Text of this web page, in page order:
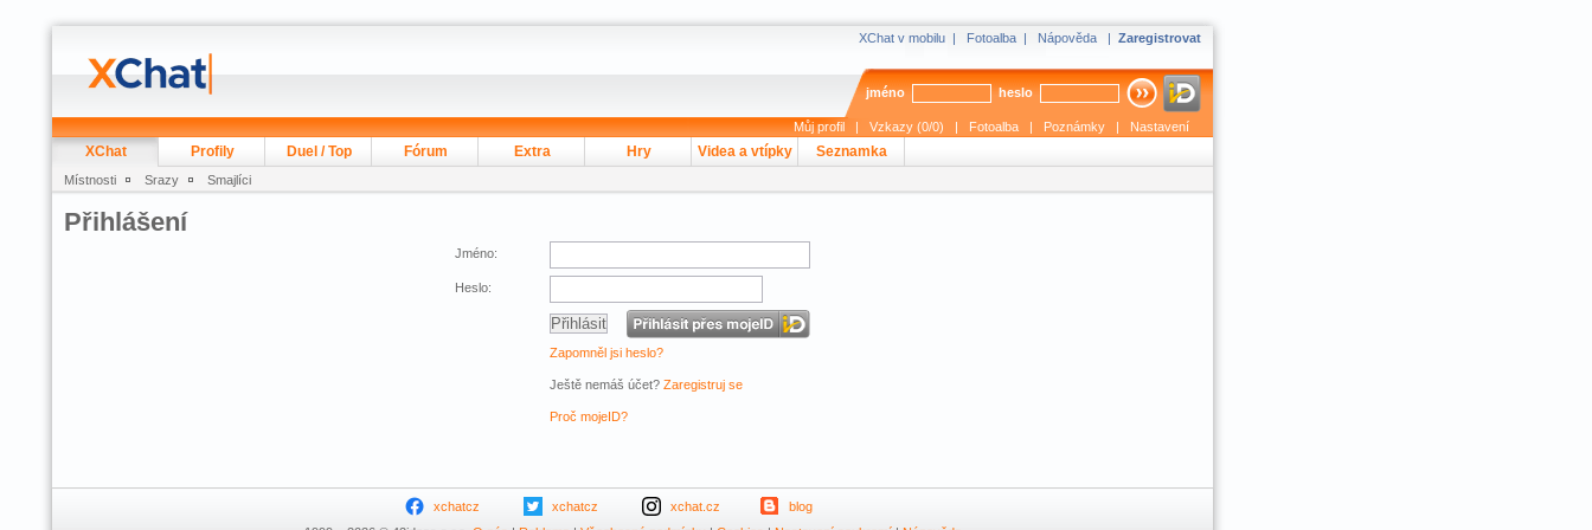
XChat v mobilu | Fotoalba | Nápověda | Zaregistrovat
jméno heslo
Můj profil | Vzkazy (0/0) | Fotoalba | Poznámky | Nastavení
XChat Profily Duel / Top Fórum Extra Hry Videa a vtípky Seznamka
Místnosti Srazy Smajlíci
Přihlášení
Jméno:
Heslo:
Zapomněl jsi heslo?
Ještě nemáš účet? Zaregistruj se
Proč mojeID?
xchatcz xchatcz xchat.cz
blog